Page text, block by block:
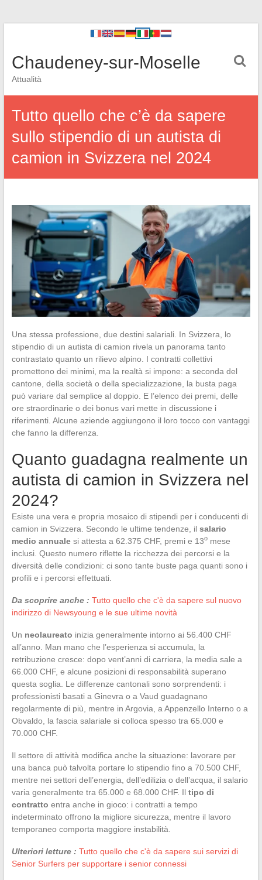
Chaudeney-sur-Moselle
Attualità
Tutto quello che c’è da sapere
sullo stipendio di un autista di
camion in Svizzera nel 2024
Una stessa professione, due destini salariali. In Svizzera, lo
stipendio di un autista di camion rivela un panorama tanto
contrastato quanto un rilievo alpino. I contratti collettivi
promettono dei minimi, ma la realtà si impone: a seconda del
cantone, della società o della specializzazione, la busta paga
può variare dal semplice al doppio. E l’elenco dei premi, delle
ore straordinarie o dei bonus vari mette in discussione i
riferimenti. Alcune aziende aggiungono il loro tocco con vantaggi
che fanno la differenza.
Quanto guadagna realmente un
autista di camion in Svizzera nel
2024?
Esiste una vera e propria mosaico di stipendi per i conducenti di
camion in Svizzera. Secondo le ultime tendenze, il salario
medio annualesi attesta a 62.375 CHF, premi e 13omese
inclusi. Questo numero riflette la ricchezza dei percorsi e la
diversità delle condizioni: ci sono tante buste paga quanti sono i
profili e i percorsi effettuati.
Da scoprire anche : Tutto quello che c'è da sapere sul nuovo
indirizzo di Newsyoung e le sue ultime novità
Un neolaureato inizia generalmente intorno ai 56.400 CHF
all’anno. Man mano che l’esperienza si accumula, la
retribuzione cresce: dopo vent’anni di carriera, la media sale a
66.000 CHF, e alcune posizioni di responsabilità superano
questa soglia. Le differenze cantonali sono sorprendenti: i
professionisti basati a Ginevra o a Vaud guadagnano
regolarmente di più, mentre in Argovia, a Appenzello Interno o a
Obvaldo, la fascia salariale si colloca spesso tra 65.000 e
70.000 CHF.
Il settore di attività modifica anche la situazione: lavorare per
una banca può talvolta portare lo stipendio fino a 70.500 CHF,
mentre nei settori dell’energia, dell’edilizia o dell’acqua, il salario
varia generalmente tra 65.000 e 68.000 CHF. Il tipo di
contratto entra anche in gioco: i contratti a tempo
indeterminato offrono la migliore sicurezza, mentre il lavoro
temporaneo comporta maggiore instabilità.
Ulteriori letture : Tutto quello che c'è da sapere sui servizi di
Senior Surfers per supportare i senior connessi